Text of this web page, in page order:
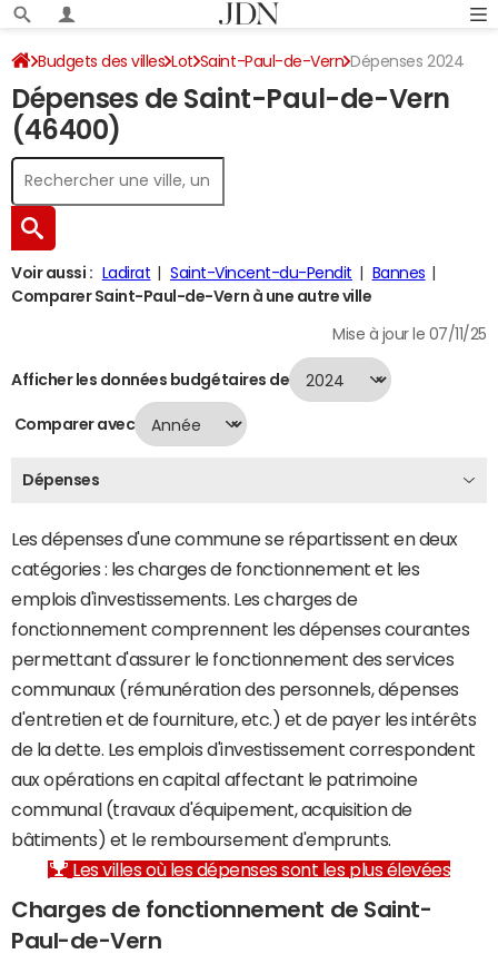
Budgets des villes Lot Saint-Paul-de-Vern Dépenses 2024
Dépenses de Saint-Paul-de-Vern
(46400)
Voir aussi : Ladirat Saint-Vincent-du-Pendit
Bannes
Comparer Saint-Paul-de-Vern à une autre ville
Mise à jour le 07/11/25
Afficher les données budgétaires de
Comparer avec
Dépenses
Les dépenses d'une commune se répartissent en deux
catégories : les charges de fonctionnement et les
emplois d'investissements. Les charges de
fonctionnement comprennent les dépenses courantes
permettant d'assurer le fonctionnement des services
communaux (rémunération des personnels, dépenses
d'entretien et de fourniture, etc.) et de payer les intérêts
de la dette. Les emplois d'investissement correspondent
aux opérations en capital affectant le patrimoine
communal (travaux d'équipement, acquisition de
bâtiments) et le remboursement d'emprunts.
Les villes où les dépenses sont les plus élevées
Charges de fonctionnement de Saint-
Paul-de-Vern